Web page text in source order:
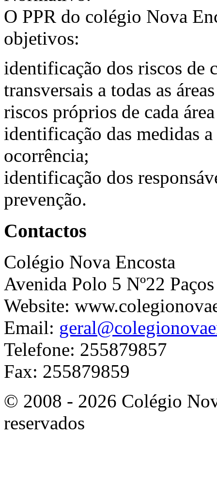
O PPR do colégio Nova
objetivos:
identificação dos riscos de
transversais a todas as
riscos próprios de cada
identificação das medidas
ocorrência;
identificação dos
prevenção.
Contactos
Colégio Nova Encosta
Avenida Polo 5 Nº22
Website:
Email:
Telefone: 255879857
Fax: 255879859
© 2008 - 2026 Colégio
reservados